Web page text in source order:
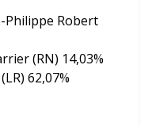
Philippe Robert
(RN) 14,03%
62,07%